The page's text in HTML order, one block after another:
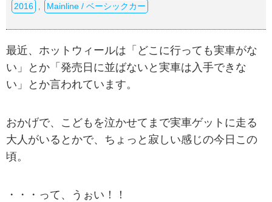
2016 Mainline / ベーシックカー
最近、ホットウィールは「どこに行っても実車がな
い」とか「発売日に並ばないと実車は入手できな
い」とか言われています。
おかげで、こどもを泣かせてまで実車ゲットに走る
大人がいるとかで、ちょっと寂しい感じの今日この
頃。
・・・って、うぉい！！